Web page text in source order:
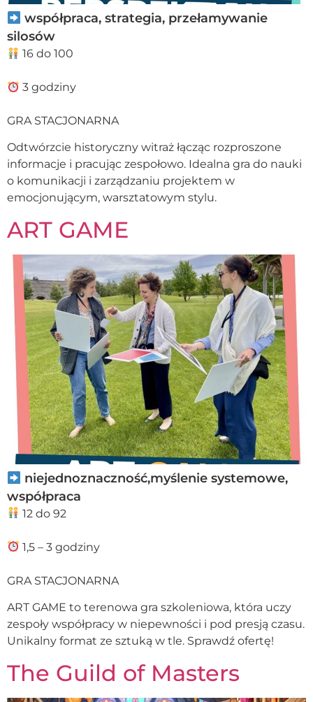
współpraca, strategia, przełamywanie
silosów
16 do 100
3 godziny
GRA STACJONARNA
Odtwórzcie historyczny witraż łącząc rozproszone
informacje i pracując zespołowo. Idealna gra do nauki
o komunikacji i zarządzaniu projektem w
emocjonującym, warsztatowym stylu.
ART GAME
niejednoznaczność,myślenie systemowe,
współpraca
12 do 92
1,5 – 3 godziny
GRA STACJONARNA
ART GAME to terenowa gra szkoleniowa, która uczy
zespoły współpracy w niepewności i pod presją czasu.
Unikalny format ze sztuką w tle. Sprawdź ofertę!
The Guild of Masters